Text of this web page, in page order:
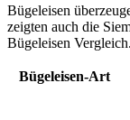
Bügeleisen
zeigten auch die
Bügeleisen Vergleich.
Bügeleisen-Art